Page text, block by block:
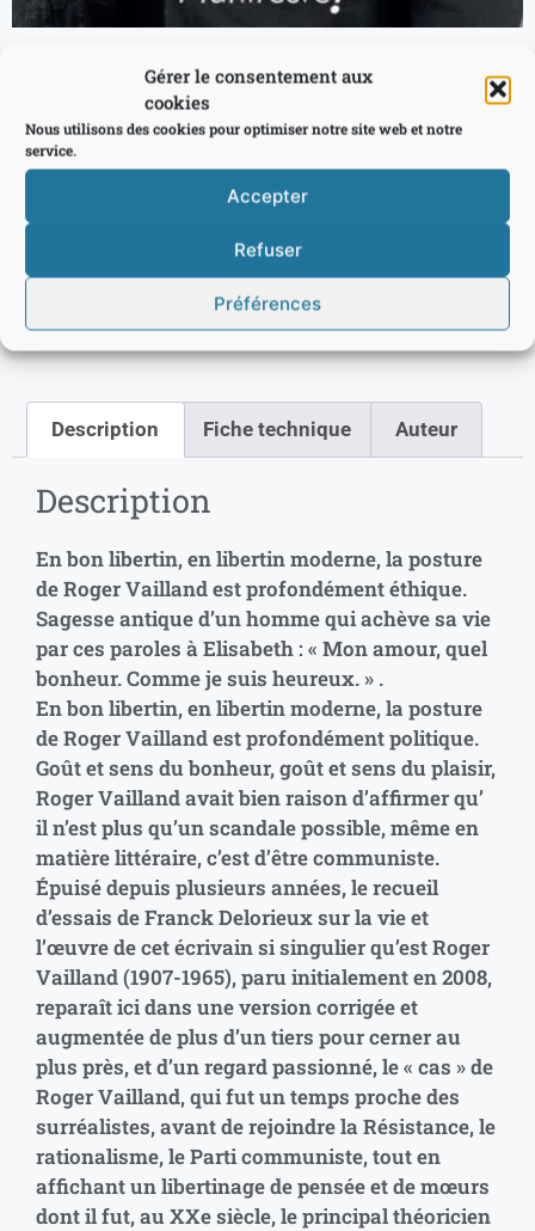
Gérer le consentement aux
cookies
Nous utilisons des cookies pour optimiser notre site web et notre
service.
Accepter
Refuser
Préférences
Roger Vailland Libertinage et
lutte de classes – Franck
Delorieux
Ajouter au panier
Description Fiche technique Auteur
Description
En bon libertin, en libertin moderne, la posture
de Roger Vailland est profondément éthique.
Sagesse antique d’un homme qui achève sa vie
par ces paroles à Elisabeth : « Mon amour, quel
bonheur. Comme je suis heureux. » .
En bon libertin, en libertin moderne, la posture
de Roger Vailland est profondément politique.
Goût et sens du bonheur, goût et sens du plaisir,
Roger Vailland avait bien raison d’affirmer qu’
il n’est plus qu’un scandale possible, même en
matière littéraire, c’est d’être communiste.
Épuisé depuis plusieurs années, le recueil
d’essais de Franck Delorieux sur la vie et
l’œuvre de cet écrivain si singulier qu’est Roger
Vailland (1907-1965), paru initialement en 2008,
reparaît ici dans une version corrigée et
augmentée de plus d’un tiers pour cerner au
plus près, et d’un regard passionné, le « cas » de
Roger Vailland, qui fut un temps proche des
surréalistes, avant de rejoindre la Résistance, le
rationalisme, le Parti communiste, tout en
affichant un libertinage de pensée et de mœurs
dont il fut, au XXe siècle, le principal théoricien